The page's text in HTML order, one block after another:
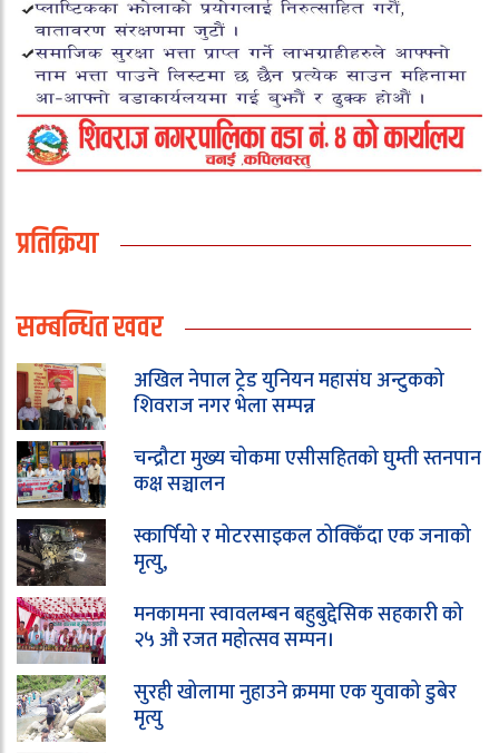
प्रतिक्रिया
सम्बन्धित खवर
अखिल नेपाल ट्रेड युनियन महासंघ अन्टुकको
शिवराज नगर भेला सम्पन्न
चन्द्रौटा मुख्य चोकमा एसीसहितको घुम्ती स्तनपान
कक्ष सञ्चालन
स्कार्पियो र मोटरसाइकल ठोक्किँदा एक जनाको
मृत्यु,
मनकामना स्वावलम्बन बहुबुद्देसिक सहकारी को
२५ औ रजत महोत्सव सम्पन।
सुरही खोलामा नुहाउने क्रममा एक युवाको डुबेर
मृत्यु